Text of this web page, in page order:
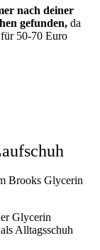
nach deiner
gefunden, da
50-70 Euro
Brooks Glycerin
Glycerin
Alltagsschuh